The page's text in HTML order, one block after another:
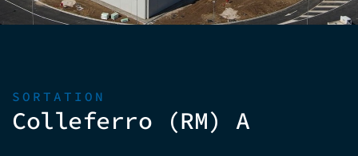
SORTATION
Colleferro (RM) A